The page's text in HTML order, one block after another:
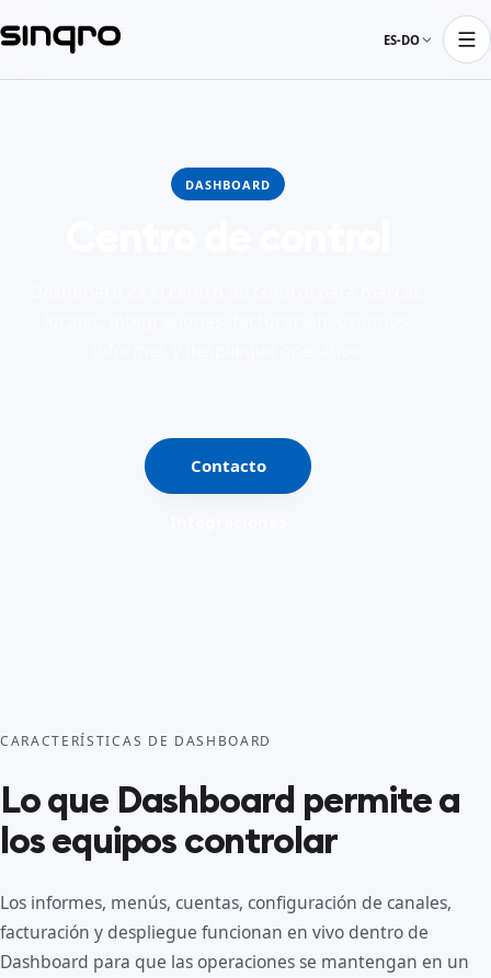
ES-DO
DASHBOARD
Contacto
CARACTERÍSTICAS DE DASHBOARD
Lo que Dashboard permite a
los equipos controlar
Los informes, menús, cuentas, configuración de canales,
facturación y despliegue funcionan en vivo dentro de
Dashboard para que las operaciones se mantengan en un